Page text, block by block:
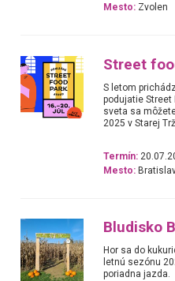
Mesto: Zvolen
Street
S letom
podujatie Street
sveta sa
2025 v Starej
Termín:
Mesto:
Bludisko
Hor sa do
letnú sezónu
poriadna jazda.